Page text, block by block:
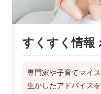
すくすく情報
専門家や子育てマイ
生かしたアドバイス